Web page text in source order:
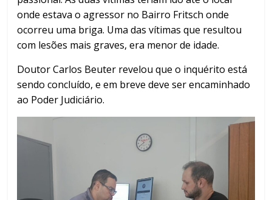
onde estava o agressor no Bairro Fritsch onde
ocorreu uma briga. Uma das vítimas que resultou
com lesões mais graves, era menor de idade.
Doutor Carlos Beuter revelou que o inquérito está
sendo concluído, e em breve deve ser encaminhado
ao Poder Judiciário.